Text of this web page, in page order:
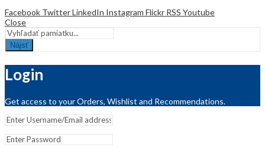
Facebook TwitterLinkedIn Instagram Flickr RSS Youtube
Close
Nájsť
Login
Get access to your Orders, Wishlist and Recommendations.